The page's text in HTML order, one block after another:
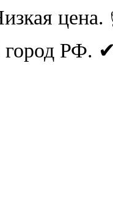
город